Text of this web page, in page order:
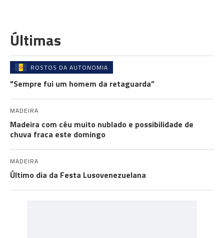
Últimas
ROSTOS DA AUTONOMIA
"Sempre fui um homem da retaguarda”
MADEIRA
Madeira com céu muito nublado e possibilidade de
chuva fraca este domingo
MADEIRA
Último dia da Festa Lusovenezuelana